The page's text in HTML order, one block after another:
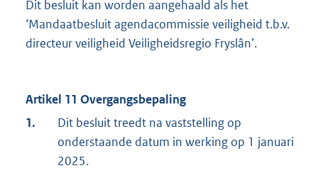
Dit besluit kan worden aangehaald als het
‘Mandaatbesluit agendacommissie veiligheid t.b.v.
directeur veiligheid Veiligheidsregio Fryslân’.
Artikel 11 Overgangsbepaling
1.
Dit besluit treedt na vaststelling op
onderstaande datum in werking op 1 januari
2025.